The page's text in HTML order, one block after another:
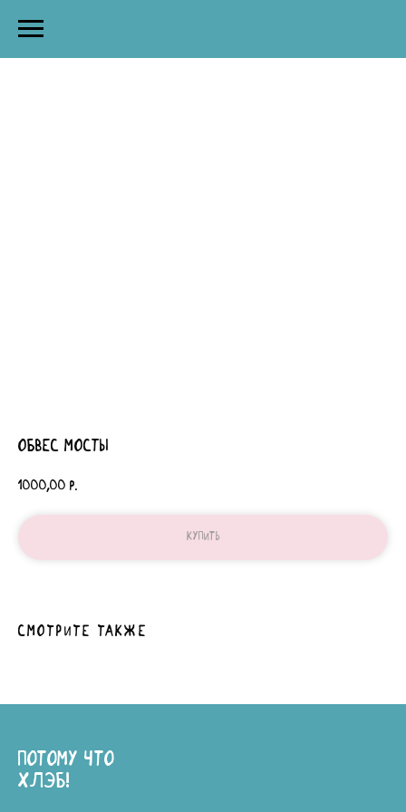
Обвес Мосты
1000,00 р.
Купить
Смотрите также
ПОТОМУ ЧТО
ХЛЭБ!